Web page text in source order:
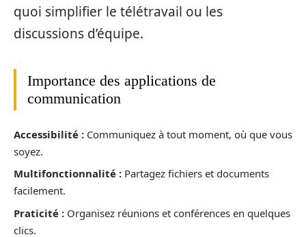
quoi simplifier le télétravail ou les
discussions d’équipe.
Importance des applications de
communication
Accessibilité : Communiquez à tout moment, où que vous
soyez.
Multifonctionnalité : Partagez fichiers et documents
facilement.
Praticité : Organisez réunions et conférences en quelques
clics.